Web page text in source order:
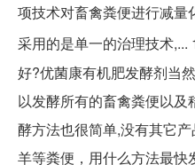
项技术对畜禽粪便进行减量
采用的是单一的治理技术,...
好?优菌康有机肥发酵剂当
以发酵所有的畜禽粪便以
酵方法也很简单,没有其它
羊等粪便，用什么方法最快